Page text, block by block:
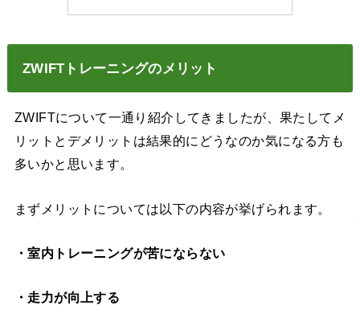
ZWIFTトレーニングのメリット
ZWIFTについて一通り紹介してきましたが、果たしてメ
リットとデメリットは結果的にどうなのか気になる方も
多いかと思います。
まずメリットについては以下の内容が挙げられます。
・室内トレーニングが苦にならない
・走力が向上する